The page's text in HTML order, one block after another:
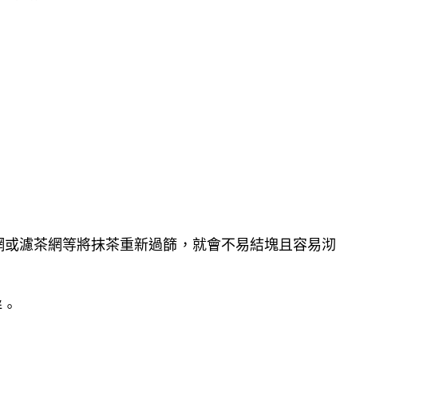
濾茶網等將抹茶重新過篩，就會不易結塊且容易沏